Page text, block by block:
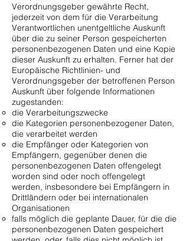
Verordnungsgeber gewährte Recht,
jederzeit von dem für die Verarbeitung
Verantwortlichen unentgeltliche Auskunft
über die zu seiner Person gespeicherten
personenbezogenen Daten und eine Kopie
dieser Auskunft zu erhalten. Ferner hat der
Europäische Richtlinien- und
Verordnungsgeber der betroffenen Person
Auskunft über folgende Informationen
zugestanden:
die Verarbeitungszwecke
die Kategorien personenbezogener Daten,
die verarbeitet werden
die Empfänger oder Kategorien von
Empfängern, gegenüber denen die
personenbezogenen Daten offengelegt
worden sind oder noch offengelegt
werden, insbesondere bei Empfängern in
Drittländern oder bei internationalen
Organisationen
falls möglich die geplante Dauer, für die die
personenbezogenen Daten gespeichert